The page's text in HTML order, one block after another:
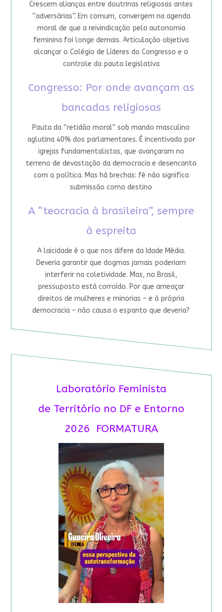
Crescem alianças entre doutrinas religiosas antes
“adversárias”. Em comum, convergem na agenda
moral de que a reivindicação pela autonomia
feminina foi longe demais. Articulação objetiva
alcançar o Colégio de Líderes do Congresso e o
controle da pauta legislativa
Congresso: Por onde avançam as
bancadas religiosas
Pauta da “retidão moral” sob mando masculino
aglutina 40% dos parlamentares. É incentivada por
igrejas fundamentalistas, que avançaram no
terreno de devastação da democracia e desencanto
com a política. Mas há brechas: fé não significa
submissão como destino
A “teocracia à brasileira”, sempre
à espreita
A laicidade é o que nos difere da Idade Média.
Deveria garantir que dogmas jamais poderiam
interferir na coletividade. Mas, no Brasil,
pressuposto está corroído. Por que ameaçar
direitos de mulheres e minorias – e à própria
democracia – não causa o espanto que deveria?
Laboratório Feminista
de Território no DF e Entorno
2026 FORMATURA